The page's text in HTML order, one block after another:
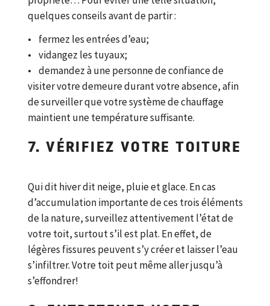
quelques conseils avant de partir :
• fermez les entrées d’eau;
• vidangez les tuyaux;
• demandez à une personne de confiance de
visiter votre demeure durant votre absence, afin
de surveiller que votre système de chauffage
maintient une température suffisante.
7. VÉRIFIEZ VOTRE TOITURE
Qui dit hiver dit neige, pluie et glace. En cas
d’accumulation importante de ces trois éléments
de la nature, surveillez attentivement l’état de
votre toit, surtout s’il est plat. En effet, de
légères fissures peuvent s’y créer et laisser l’eau
s’infiltrer. Votre toit peut même aller jusqu’à
s’effondrer!